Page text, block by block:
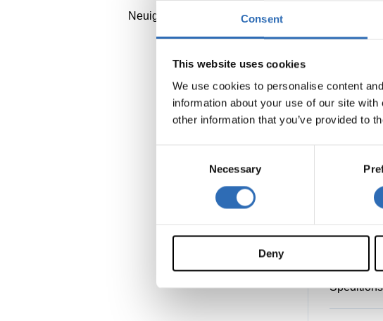
Consent
This website uses cookies
We use cookies to personalise content
information about your use of our site
other information that you’ve provided to
e
Necessary
Deny
FedEx
FedEx
FedEx
FedEx
Mehr
Neuigkeiten